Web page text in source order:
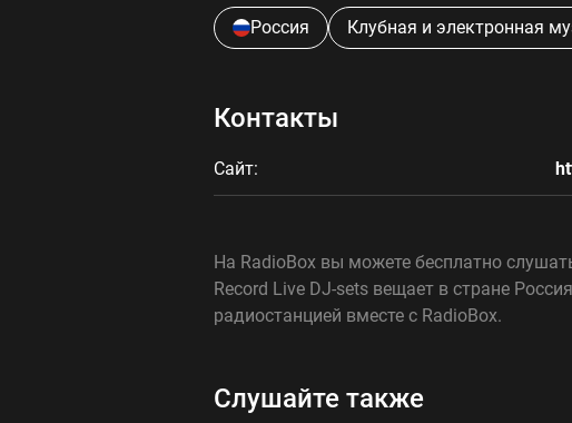
Россия Клубная и электронная
Контакты
Сайт:
На RadioBox вы можете бесплатно
Record Live DJ-sets вещает в стране
радиостанцией вместе с RadioBox.
Слушайте также